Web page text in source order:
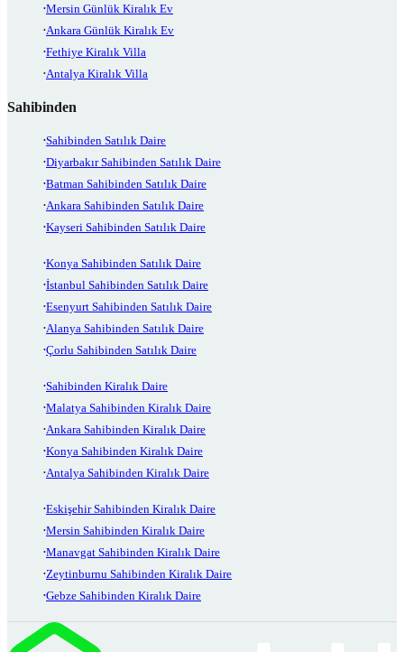
Mersin Günlük Kiralık Ev
Ankara Günlük Kiralık Ev
Fethiye Kiralık Villa
Antalya Kiralık Villa
Sahibinden
Sahibinden Satılık Daire
Diyarbakır Sahibinden Satılık Daire
Batman Sahibinden Satılık Daire
Ankara Sahibinden Satılık Daire
Kayseri Sahibinden Satılık Daire
Konya Sahibinden Satılık Daire
İstanbul Sahibinden Satılık Daire
Esenyurt Sahibinden Satılık Daire
Alanya Sahibinden Satılık Daire
Çorlu Sahibinden Satılık Daire
Sahibinden Kiralık Daire
Malatya Sahibinden Kiralık Daire
Ankara Sahibinden Kiralık Daire
Konya Sahibinden Kiralık Daire
Antalya Sahibinden Kiralık Daire
Eskişehir Sahibinden Kiralık Daire
Mersin Sahibinden Kiralık Daire
Manavgat Sahibinden Kiralık Daire
Zeytinburnu Sahibinden Kiralık Daire
Gebze Sahibinden Kiralık Daire